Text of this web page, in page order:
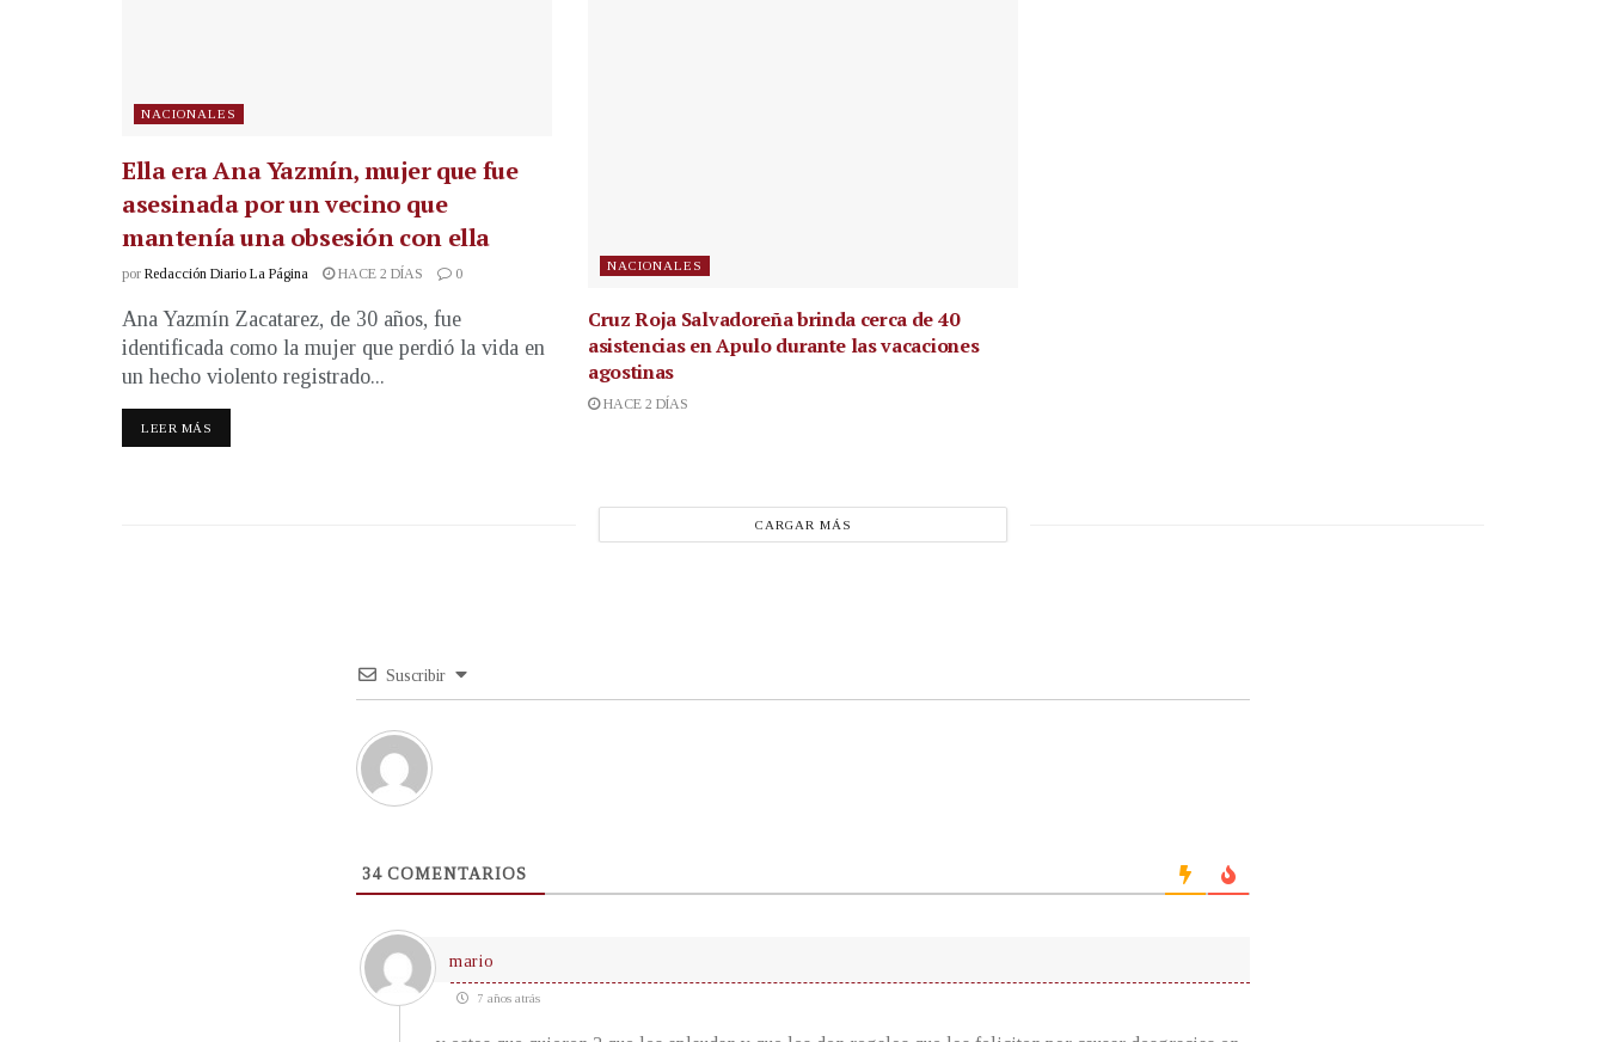
NACIONALES
Ella era Ana Yazmín, mujer que fue
asesinada por un vecino que
mantenía una obsesión con ella
por Redacción Diario La Página HACE 2 DÍAS 0
Ana Yazmín Zacatarez, de 30 años, fue
identificada como la mujer que perdió la vida en
un hecho violento registrado...
LEER MÁS
NACIONALES
Cruz Roja Salvadoreña brinda cerca de 40
asistencias en Apulo durante las vacaciones
agostinas
HACE 2 DÍAS
CARGAR MÁS
Suscribir
34COMENTARIOS
mario
7 años atrás